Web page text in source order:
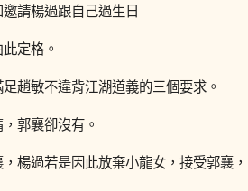
請楊過跟自己過生日
定格。
趙敏不違背江湖道義的三個要求。
郭襄卻沒有。
楊過若是因此放棄小龍女，接受郭襄，